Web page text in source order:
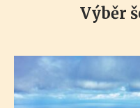
Výběr